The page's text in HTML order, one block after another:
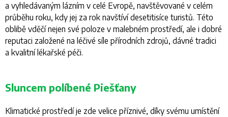
a vyhledávaným lázním v celé Evropě, navštěvované v celém
průběhu roku, kdy jej za rok navštíví desetitisíce turistů. Této
oblibě vděčí nejen své poloze v malebném prostředí, ale i dobré
reputaci založené na léčivé síle přírodních zdrojů, dávné tradici
a kvalitní lékařské péči.
Sluncem políbené Piešťany
Klimatické prostředí je zde velice příznivé, díky svému umístění